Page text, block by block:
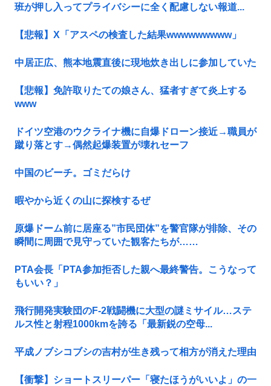
班が押し入ってプライバシーに全く配慮しない報道...
【悲報】X「アスペの検査した結果wwwwwwwww」
中居正広、熊本地震直後に現地炊き出しに参加していた
【悲報】免許取りたての娘さん、猛者すぎて炎上する
www
ドイツ空港のウクライナ機に自爆ドローン接近→職員が
蹴り落とす→偶然起爆装置が壊れセーフ
中国のビーチ。ゴミだらけ
暇やから近くの山に探検するぜ
原爆ドーム前に居座る”市民団体”を警官隊が排除、その
瞬間に周囲で見守っていた観客たちが……
PTA会長「PTA参加拒否した親へ最終警告。こうなって
もいい？」
飛行開発実験団のF-2戦闘機に大型の謎ミサイル…ステ
ルス性と射程1000kmを誇る「最新鋭の空母...
平成ノブシコブシの吉村が生き残って相方が消えた理由
【衝撃】ショートスリーパー「寝たほうがいいよ」の一